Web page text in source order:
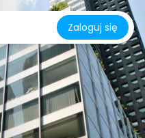
Zaloguj się